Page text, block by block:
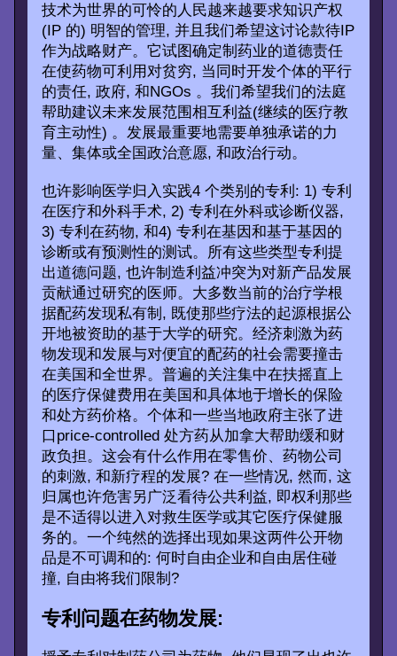
技术为世界的可怜的人民越来越要求知识产权
(IP 的) 明智的管理, 并且我们希望这讨论款待IP
作为战略财产。它试图确定制药业的道德责任
在使药物可利用对贫穷, 当同时开发个体的平行
的责任, 政府, 和NGOs 。我们希望我们的法庭
帮助建议未来发展范围相互利益(继续的医疗教
育主动性) 。发展最重要地需要单独承诺的力
量、集体或全国政治意愿, 和政治行动。
也许影响医学归入实践4 个类别的专利: 1) 专利
在医疗和外科手术, 2) 专利在外科或诊断仪器,
3) 专利在药物, 和4) 专利在基因和基于基因的
诊断或有预测性的测试。所有这些类型专利提
出道德问题, 也许制造利益冲突为对新产品发展
贡献通过研究的医师。大多数当前的治疗学根
据配药发现私有制, 既使那些疗法的起源根据公
开地被资助的基于大学的研究。经济刺激为药
物发现和发展与对便宜的配药的社会需要撞击
在美国和全世界。普遍的关注集中在扶摇直上
的医疗保健费用在美国和具体地于增长的保险
和处方药价格。个体和一些当地政府主张了进
口price-controlled 处方药从加拿大帮助缓和财
政负担。这会有什么作用在零售价、药物公司
的刺激, 和新疗程的发展? 在一些情况, 然而, 这
归属也许危害另广泛看待公共利益, 即权利那些
是不适得以进入对救生医学或其它医疗保健服
务的。一个纯然的选择出现如果这两件公开物
品是不可调和的: 何时自由企业和自由居住碰
撞, 自由将我们限制?
专利问题在药物发展: